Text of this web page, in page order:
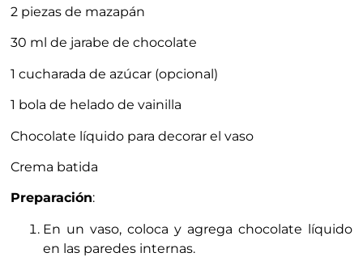
2 piezas de mazapán
30 ml de jarabe de chocolate
1 cucharada de azúcar (opcional)
1 bola de helado de vainilla
Chocolate líquido para decorar el vaso
Crema batida
Preparación:
En un vaso, coloca y agrega chocolate líquido
en las paredes internas.